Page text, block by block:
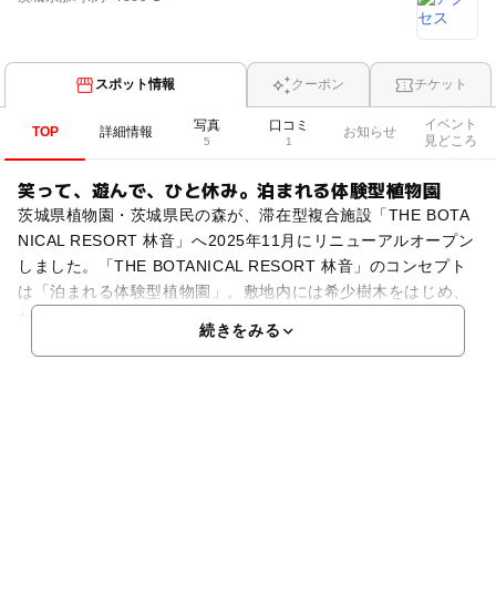
スポット情報 クーポン チケット
TOP 詳細情報 写真
5
口コミ
1
お知らせ
イベント
見どころ
笑って、遊んで、ひと休み。泊まれる体験型植物園
茨城県植物園・茨城県民の森が、滞在型複合施設「THE BOTA
NICAL RESORT 林音」へ2025年11月にリニューアルオープン
しました。「THE BOTANICAL RESORT 林音」のコンセプト
は「泊まれる体験型植物園」。敷地内には希少樹木をはじめ、
たくさんの豊かな緑
続きをみる